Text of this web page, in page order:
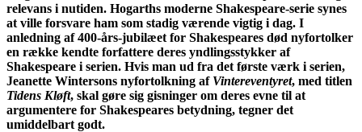
relevans i nutiden. Hogarths moderne Shakespeare-serie synes
at ville forsvare ham som stadig værende vigtig i dag. I
anledning af 400-års-jubilæet for Shakespeares død nyfortolker
en række kendte forfattere deres yndlingsstykker af
Shakespeare i serien. Hvis man ud fra det første værk i serien,
Jeanette Wintersons nyfortolkning af Vintereventyret, med titlen
Tidens Kløft, skal gøre sig gisninger om deres evne til at
argumentere for Shakespeares betydning, tegner det
umiddelbart godt.